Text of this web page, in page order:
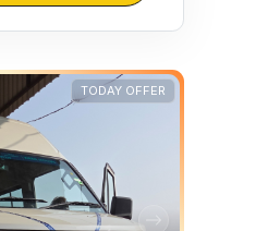
TODAY OFFER